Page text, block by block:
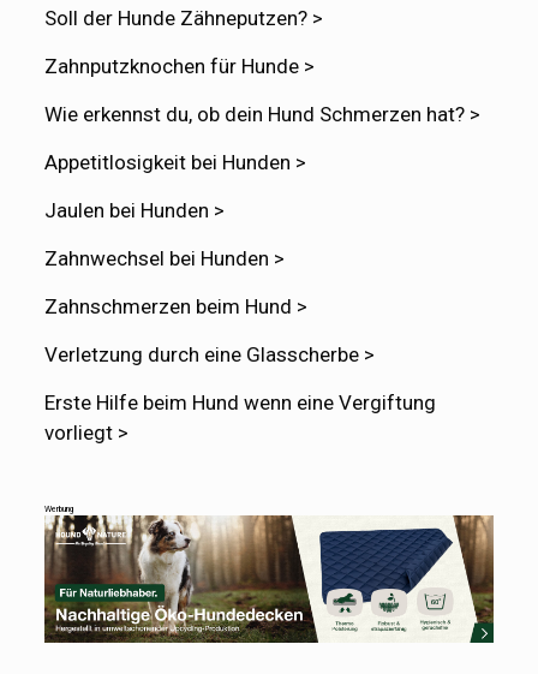
Soll der Hunde Zähneputzen? >
Zahnputzknochen für Hunde >
Wie erkennst du, ob dein Hund Schmerzen hat? >
Appetitlosigkeit bei Hunden >
Jaulen bei Hunden >
Zahnwechsel bei Hunden >
Zahnschmerzen beim Hund >
Verletzung durch eine Glasscherbe >
Erste Hilfe beim Hund wenn eine Vergiftung
vorliegt >
Werbung